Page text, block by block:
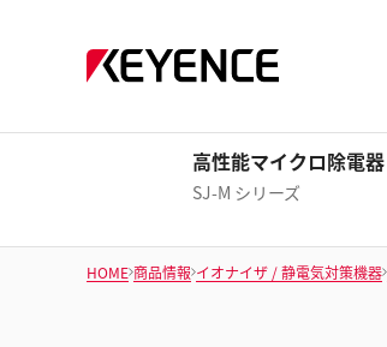
高性能マイクロ除電器
SJ-M シリーズ
HOME 商品情報 イオナイザ / 静電気対策機器